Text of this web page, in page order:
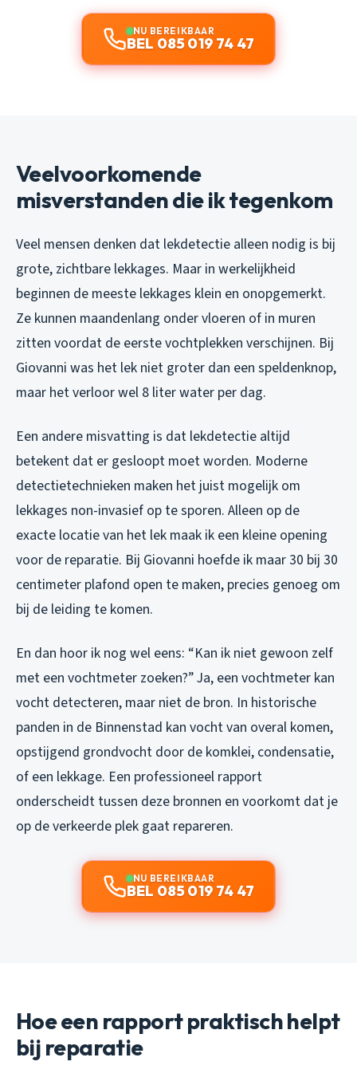
NU BEREIKBAAR
BEL 085 019 74 47
Veelvoorkomende
misverstanden die ik tegenkom
Veel mensen denken dat lekdetectie alleen nodig is bij
grote, zichtbare lekkages. Maar in werkelijkheid
beginnen de meeste lekkages klein en onopgemerkt.
Ze kunnen maandenlang onder vloeren of in muren
zitten voordat de eerste vochtplekken verschijnen. Bij
Giovanni was het lek niet groter dan een speldenknop,
maar het verloor wel 8 liter water per dag.
Een andere misvatting is dat lekdetectie altijd
betekent dat er gesloopt moet worden. Moderne
detectietechnieken maken het juist mogelijk om
lekkages non-invasief op te sporen. Alleen op de
exacte locatie van het lek maak ik een kleine opening
voor de reparatie. Bij Giovanni hoefde ik maar 30 bij 30
centimeter plafond open te maken, precies genoeg om
bij de leiding te komen.
En dan hoor ik nog wel eens: “Kan ik niet gewoon zelf
met een vochtmeter zoeken?” Ja, een vochtmeter kan
vocht detecteren, maar niet de bron. In historische
panden in de Binnenstad kan vocht van overal komen,
opstijgend grondvocht door de komklei, condensatie,
of een lekkage. Een professioneel rapport
onderscheidt tussen deze bronnen en voorkomt dat je
op de verkeerde plek gaat repareren.
NU BEREIKBAAR
BEL 085 019 74 47
Hoe een rapport praktisch helpt
bij reparatie